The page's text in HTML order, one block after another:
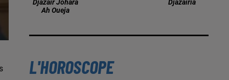
31 décembre 2025
démonstrations